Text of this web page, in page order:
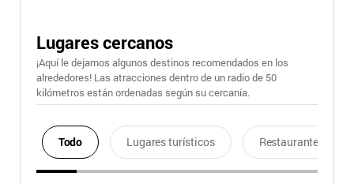
Lugares cercanos
¡Aquí le dejamos algunos destinos recomendados en los
alrededores! Las atracciones dentro de un radio de 50
kilómetros están ordenadas según su cercanía.
Todo Lugares turísticos Restaurantes